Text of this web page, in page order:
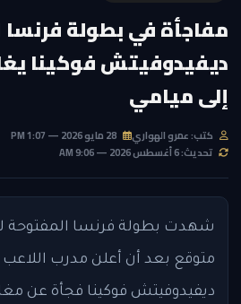
مفاجأة في بطولة
ديفيدوفيتش فوكينا
إلى ميامي
كتب: عمرو الهواري
تحديث: 6 أغسطس 2026 — 9:06 AM
شهدت بطولة فرنسا المفتوحة
متوقع بعد أن أعلن مدرب اللاعب
ديفيدوفيتش فوكينا فجأة عن